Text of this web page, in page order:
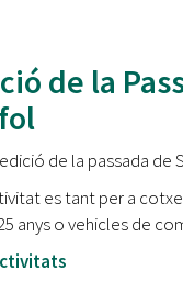
de la
de la passada de
es tant per a
anys o vehicles de